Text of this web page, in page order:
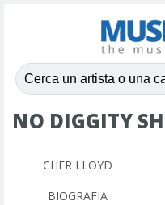
NO DIGGITY
CHER LLOYD
BIOGRAFIA